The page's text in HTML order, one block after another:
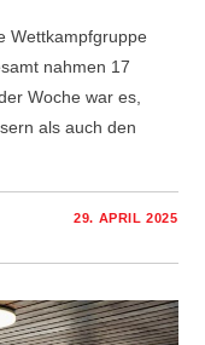
Wettkampfgruppe
nahmen 17
Woche war es,
als auch den
29. APRIL 2025